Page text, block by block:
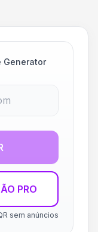
Generator
PRO
sem anúncios